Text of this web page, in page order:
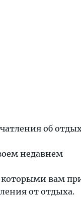
об
недавнем
которыми вам
от отдыха.